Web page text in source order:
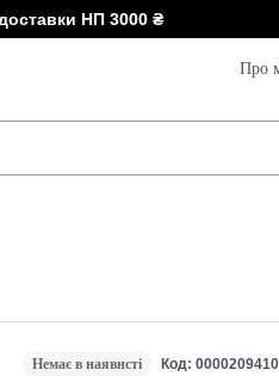
НП 3000 ₴
Про
Немає в наявнсті Код: 0000209410